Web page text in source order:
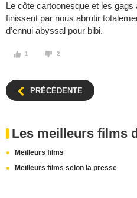
Le côte cartoonesque et les
finissent par nous abrutir
d’ennui abyssal pour bibi.
1 2
PRÉCÉDENTE
Les meilleurs films
Meilleurs films
Meilleurs films selon la presse